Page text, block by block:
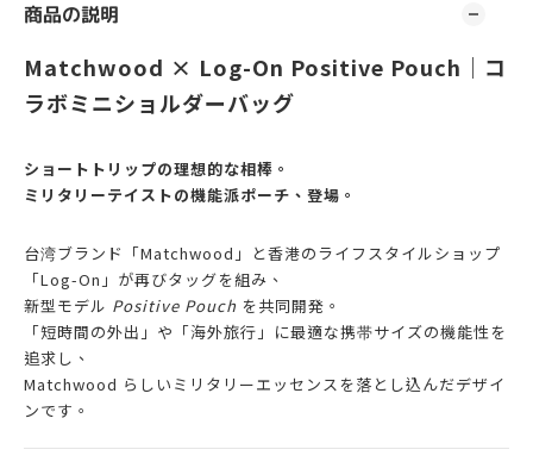
商品の説明
Matchwood × Log-On Positive Pouch｜コ
ラボミニショルダーバッグ
ショートトリップの理想的な相棒。
ミリタリーテイストの機能派ポーチ、登場 。
台湾ブランド「Matchwood」と香港のライフスタイルショップ
「Log-On」が再びタッグを組み、
新型モデル Positive Pouch を共同開発。
「短時間の外出」や「海外旅行」に最適な携帯サイズの機能性を
追求し、
Matchwood らしいミリタリーエッセンスを落とし込んだデザイ
ンです。